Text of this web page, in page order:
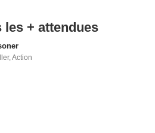
les + attendues
,Action